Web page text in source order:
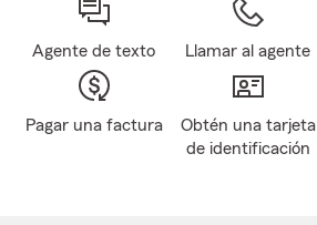
Agente de texto Llamar al agente
Pagar una factura
Obtén una tarjeta
de identificación